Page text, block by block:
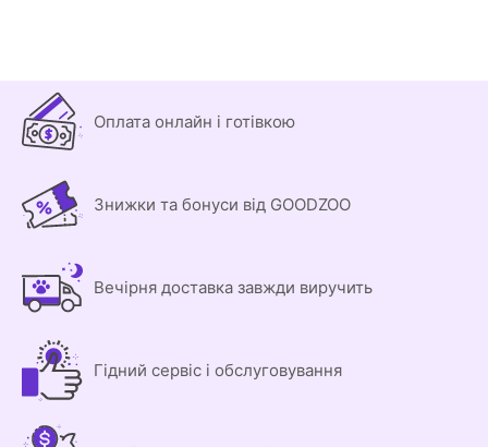
Оплата онлайн і готівкою
Знижки та бонуси від GOODZOO
Вечірня доставка завжди виручить
Гідний сервіс і обслуговування